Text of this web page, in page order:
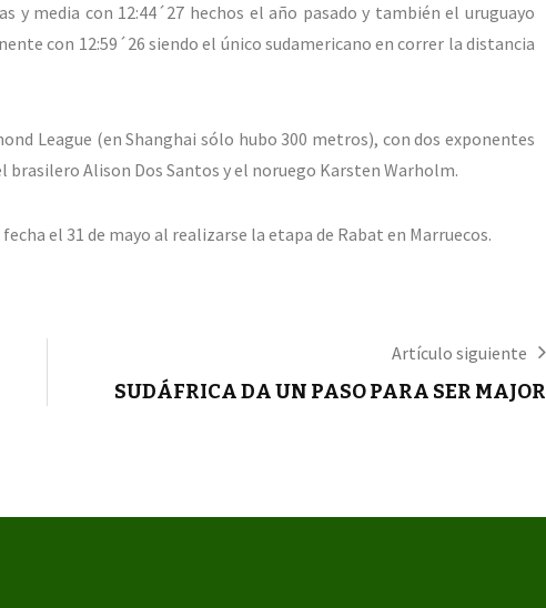
y media con 12:44´27 hechos el año pasado y también el uruguayo
con 12:59´26 siendo el único sudamericano en correr la distancia
League (en Shanghai sólo hubo 300 metros), con dos exponentes
brasilero Alison Dos Santos y el noruego Karsten Warholm.
el 31 de mayo al realizarse la etapa de Rabat en Marruecos.
Artículo siguiente
SUDÁFRICA DA UN PASO PARA SER MAJOR